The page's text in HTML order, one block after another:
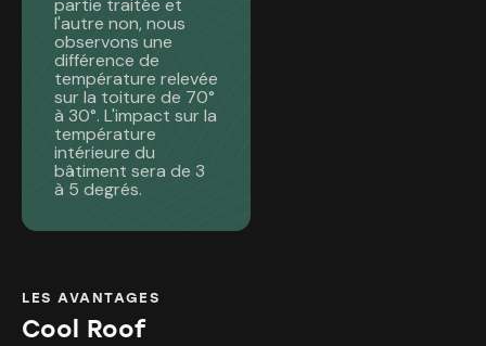
partie traitée et
l'autre non, nous
observons une
différence de
température relevée
sur la toiture de 70°
à 30°. L'impact sur la
température
intérieure du
bâtiment sera de 3
à 5 degrés.
LES AVANTAGES
Cool Roof